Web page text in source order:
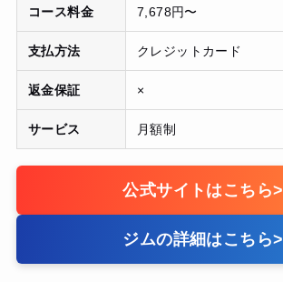
コース料金 7,678円〜
支払方法 クレジットカード
返金保証 ×
サービス 月額制
公式サイトはこちら>
ジムの詳細はこちら>